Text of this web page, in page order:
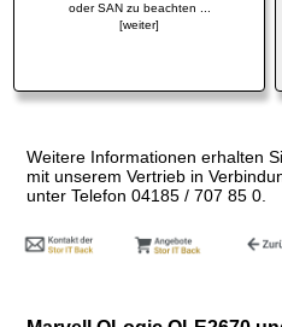
oder SAN zu beachten ...
[weiter]
Weitere Informationen erhalten
mit unserem Vertrieb in
unter Telefon 04185 / 707 85 0.